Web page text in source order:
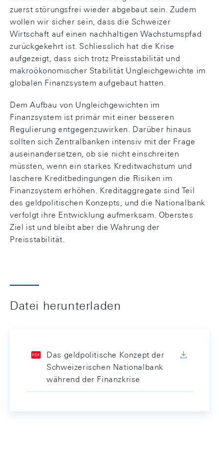
zuerst störungsfrei wieder abgebaut sein. Zudem
wollen wir sicher sein, dass die Schweizer
Wirtschaft auf einen nachhaltigen Wachstumspfad
zurückgekehrt ist. Schliesslich hat die Krise
aufgezeigt, dass sich trotz Preisstabilität und
makroökonomischer Stabilität Ungleichgewichte im
globalen Finanzsystem aufgebaut hatten.
Dem Aufbau von Ungleichgewichten im
Finanzsystem ist primär mit einer besseren
Regulierung entgegenzuwirken. Darüber hinaus
sollten sich Zentralbanken intensiv mit der Frage
auseinandersetzen, ob sie nicht einschreiten
müssten, wenn ein starkes Kreditwachstum und
laschere Kreditbedingungen die Risiken im
Finanzsystem erhöhen. Kreditaggregate sind Teil
des geldpolitischen Konzepts, und die Nationalbank
verfolgt ihre Entwicklung aufmerksam. Oberstes
Ziel ist und bleibt aber die Wahrung der
Preisstabilität.
Datei herunterladen
Das geldpolitische Konzept der
Schweizerischen Nationalbank
während der Finanzkrise